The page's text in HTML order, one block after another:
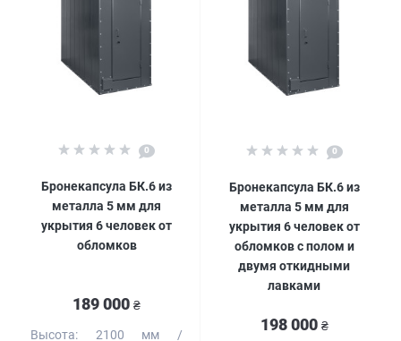
0
Бронекапсула БК.6 из
металла 5 мм для
укрытия 6 человек от
обломков
189 000 ₴
Высота:
2100 мм
0
Бронекапсула БК.6 из
металла 5 мм для
укрытия 6 человек от
обломков с полом и
двумя откидными
лавками
198 000 ₴